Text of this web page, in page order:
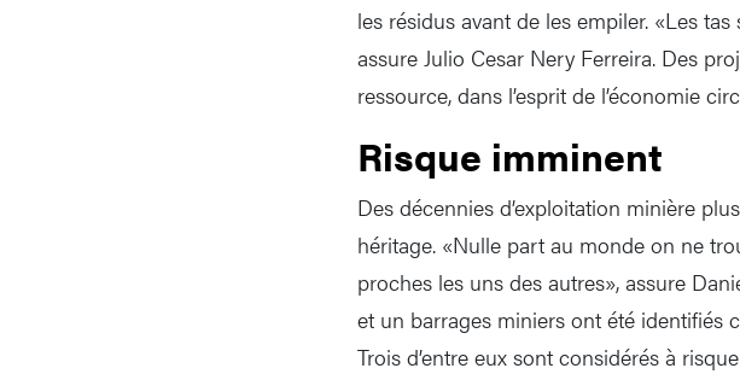
les résidus avant de les empiler. «Les
assure Julio Cesar Nery Ferreira. Des
ressource, dans l’esprit de l’économie
Risque imminent
Des décennies d’exploitation minière
héritage. «Nulle part au monde on ne
proches les uns des autres», assure
et un barrages miniers ont été identifiés
Trois d’entre eux sont considérés à